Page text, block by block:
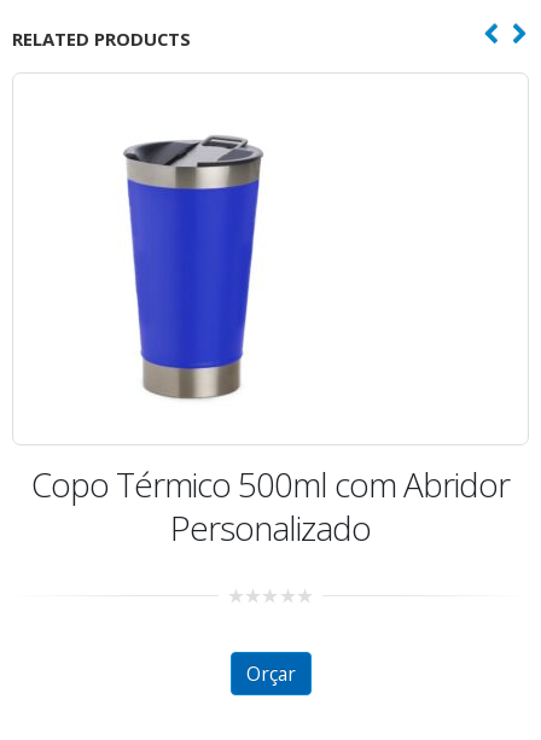
RELATED PRODUCTS
Copo Térmico 500ml com Abridor
Personalizado
of
Orçar